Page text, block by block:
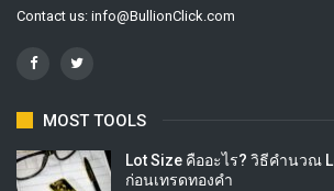
Contact us: info@BullionClick.com
MOST TOOLS
Lot Size คืออะไร? วิธีคำนวณ
ก่อนเทรดทองคำ